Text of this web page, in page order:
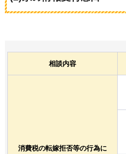
相談内容
消費税の転嫁拒否等の行為に